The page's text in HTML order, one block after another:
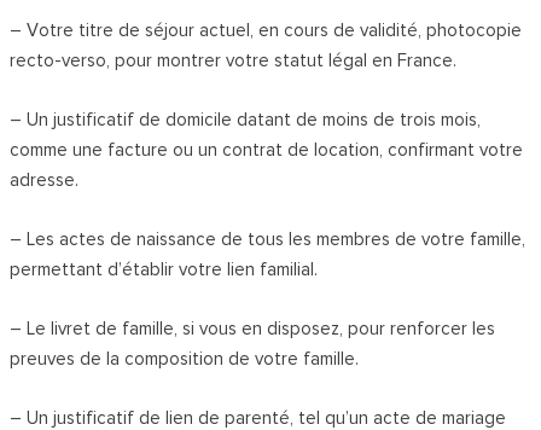
– Votre titre de séjour actuel, en cours de validité, photocopie
recto-verso, pour montrer votre statut légal en France.
– Un justificatif de domicile datant de moins de trois mois,
comme une facture ou un contrat de location, confirmant votre
adresse.
– Les actes de naissance de tous les membres de votre famille,
permettant d’établir votre lien familial.
– Le livret de famille, si vous en disposez, pour renforcer les
preuves de la composition de votre famille.
– Un justificatif de lien de parenté, tel qu’un acte de mariage